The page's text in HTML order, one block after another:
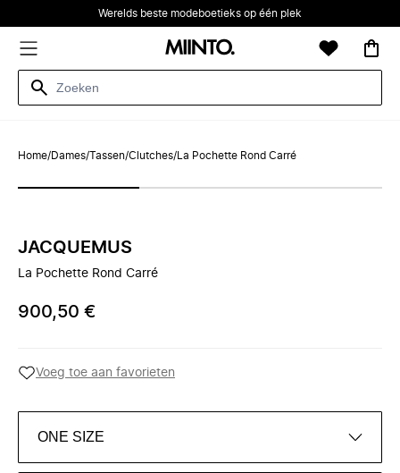
Werelds beste modeboetieks op één plek
Home/Dames/Tassen/Clutches/ La Pochette Rond Carré
JACQUEMUS
La Pochette Rond Carré
900,50 €
Voeg toe aan favorieten
ONE SIZE